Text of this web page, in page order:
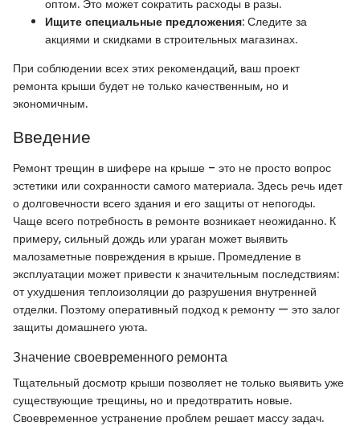
оптом. Это может сократить расходы в разы.
Ищите специальные предложения: Следите за
акциями и скидками в строительных магазинах.
При соблюдении всех этих рекомендаций, ваш проект
ремонта крыши будет не только качественным, но и
экономичным.
Введение
Ремонт трещин в шифере на крыше – это не просто вопрос
эстетики или сохранности самого материала. Здесь речь идет
о долговечности всего здания и его защиты от непогоды.
Чаще всего потребность в ремонте возникает неожиданно. К
примеру, сильный дождь или ураган может выявить
малозаметные повреждения в крыше. Промедление в
эксплуатации может привести к значительным последствиям:
от ухудшения теплоизоляции до разрушения внутренней
отделки. Поэтому оперативный подход к ремонту — это залог
защиты домашнего уюта.
Значение своевременного ремонта
Тщательный досмотр крыши позволяет не только выявить уже
существующие трещины, но и предотвратить новые.
Своевременное устранение проблем решает массу задач.